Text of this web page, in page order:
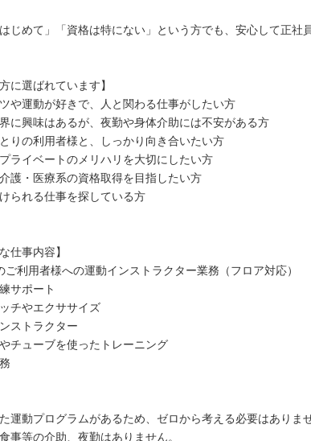
はじめて」「資格は特にない」という方でも、安心して正社
に選ばれています】
ツや運動が好きで、人と関わる仕事がしたい方
界に興味はあるが、夜勤や身体介助には不安がある方
とりの利用者様と、しっかり向き合いたい方
プライベートのメリハリを大切にしたい方
介護・医療系の資格取得を目指したい方
けられる仕事を探している方
仕事内容】
ご利用者様への運動インストラクター業務（フロア対応）
サポート
チやエクササイズ
ストラクター
やチューブを使ったトレーニング
運動プログラムがあるため、ゼロから考える必要はありま
事等の介助、夜勤はありません。